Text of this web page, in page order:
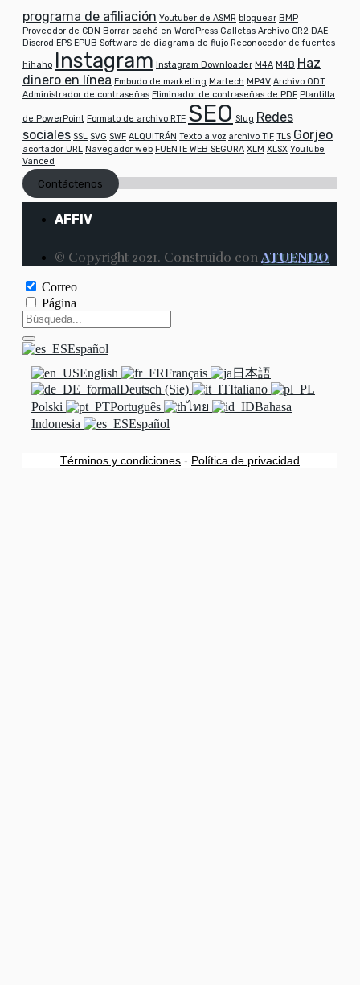
programa de afiliación Youtuber de ASMR bloguear BMP
Proveedor de CDN Borrar caché en WordPress Galletas Archivo CR2 DAE
Discrod EPS EPUB Software de diagrama de flujo Reconocedor de fuentes
hihaho Instagram Instagram Downloader M4A M4B Haz
dinero en línea Embudo de marketing Martech MP4V Archivo ODT
Administrador de contraseñas Eliminador de contraseñas de PDF Plantilla
de PowerPoint Formato de archivo RTF SEO Slug Redes
sociales SSL SVG SWF ALQUITRÁN Texto a voz archivo TIF TLS Gorjeo
acortador URL Navegador web FUENTE WEB SEGURA XLM XLSX YouTube
Vanced
Contáctenos
AFFIV
© Copyright 2021. Construido con ATUENDO
Correo
Página
Español
English
Français
日本語
Deutsch (Sie)
Italiano
Polski
Português ไทย
Bahasa
Indonesia
Español
Términos y condiciones - Política de privacidad